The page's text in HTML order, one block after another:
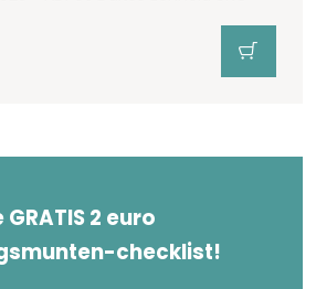
2 euro
checklist!